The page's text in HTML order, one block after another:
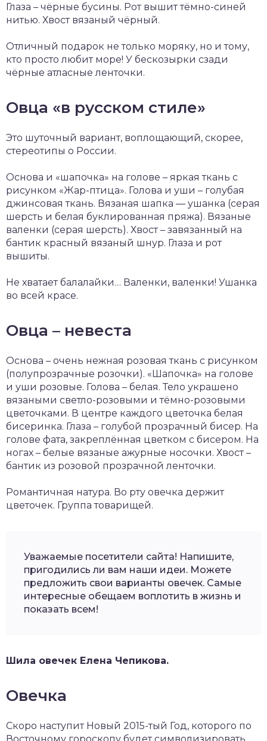
Глаза – чёрные бусины. Рот вышит тёмно-синей
нитью. Хвост вязаный чёрный.
Отличный подарок не только моряку, но и тому,
кто просто любит море! У бескозырки сзади
чёрные атласные ленточки.
Овца «в русском стиле»
Это шуточный вариант, воплощающий, скорее,
стереотипы о России.
Основа и «шапочка» на голове – яркая ткань с
рисунком «Жар-птица». Голова и уши – голубая
джинсовая ткань. Вязаная шапка — ушанка (серая
шерсть и белая буклированная пряжа). Вязаные
валенки (серая шерсть). Хвост – завязанный на
бантик красный вязаный шнур. Глаза и рот
вышиты.
Не хватает балалайки… Валенки, валенки! Ушанка
во всей красе.
Овца – невеста
Основа – очень нежная розовая ткань с рисунком
(полупрозрачные розочки). «Шапочка» на голове
и уши розовые. Голова – белая. Тело украшено
вязаными светло-розовыми и тёмно-розовыми
цветочками. В центре каждого цветочка белая
бисеринка. Глаза – голубой прозрачный бисер. На
голове фата, закреплённая цветком с бисером. На
ногах – белые вязаные ажурные носочки. Хвост –
бантик из розовой прозрачной ленточки.
Романтичная натура. Во рту овечка держит
цветочек. Группа товарищей.
Уважаемые посетители сайта! Напишите,
пригодились ли вам наши идеи. Можете
предложить свои варианты овечек. Самые
интересные обещаем воплотить в жизнь и
показать всем!
Шила овечек Елена Чепикова.
Овечка
Скоро наступит Новый 2015-тый Год, которого по